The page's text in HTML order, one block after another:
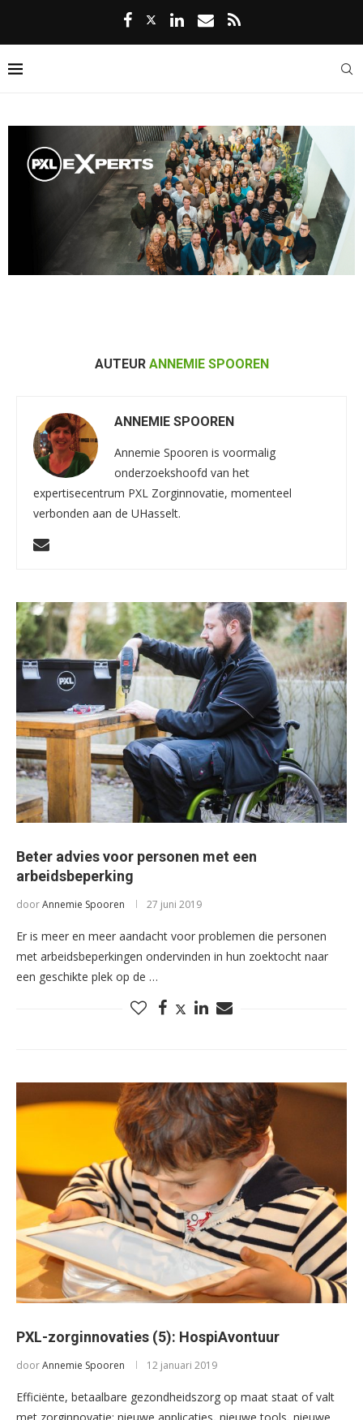
AUTEUR ANNEMIE SPOOREN
ANNEMIE SPOOREN
Annemie Spooren is voormalig
onderzoekshoofd van het
expertisecentrum PXL Zorginnovatie, momenteel
verbonden aan de UHasselt.
Beter advies voor personen met een
arbeidsbeperking
doorAnnemie Spooren 27 juni 2019
Er is meer en meer aandacht voor problemen die personen
met arbeidsbeperkingen ondervinden in hun zoektocht naar
een geschikte plek op de …
PXL-zorginnovaties (5): HospiAvontuur
doorAnnemie Spooren 12 januari 2019
Efficiënte, betaalbare gezondheidszorg op maat staat of valt